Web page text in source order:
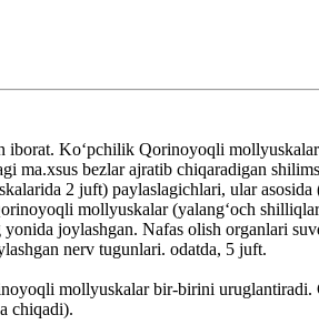
Koʻpchilik Qorinoyoqli
ma.xsus bezlar ajratib chiqaradigan
2 juft) paylaslagichlari, ular
mollyuskalar (yalangʻoch
joylashgan. Nafas olish organlari
nerv tugunlari. odatda, 5 juft.
mollyuskalar bir-birini
chiqadi).